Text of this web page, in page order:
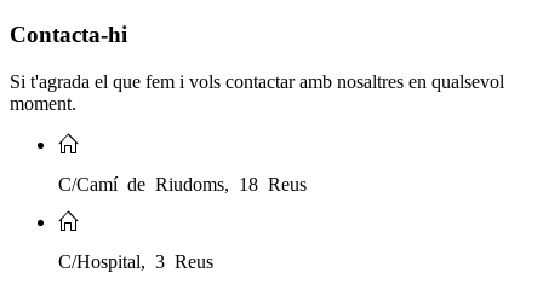
Contacta-hi
Si t'agrada el que fem i vols contactar amb nosaltres en qualsevol
moment.
C/Camí de Riudoms, 18 Reus
C/Hospital, 3 Reus